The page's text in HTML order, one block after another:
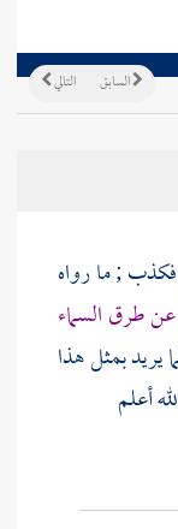
التالي السابق
فكذب ; ما رواه
طرق السماء
يريد بمثل هذا
أعلم